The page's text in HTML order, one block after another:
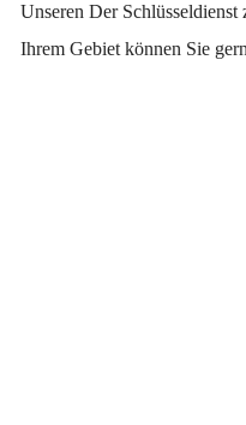
Unseren Der
Ihrem Gebiet können Sie